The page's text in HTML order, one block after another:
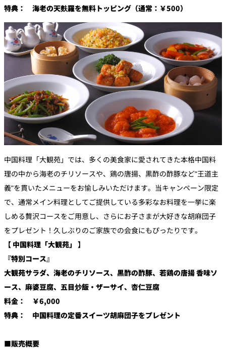
特典： 海老の天麩羅を無料トッピング（通常：￥500）
中国料理「大観苑」では、多くの美食家に愛されてきた本格中国料
理の中から海老のチリソースや、鶏の唐揚、黒酢の酢豚など"王道主
義"を貫いたメニューをお愉しみいただけます。当キャンペーン限定
で、通常メイン料理としてご提供している多彩なお料理を一挙に楽
しめる贅沢コースをご用意し、さらにお子さまが大好きな胡麻団子
をプレゼント！久しぶりのご家族での会食にもぴったりです。
【 中国料理「大観苑」 】
『特別コース』
大観苑サラダ、海老のチリソース、黒酢の酢豚、若鶏の唐揚 香味ソ
ース、麻婆豆腐、五目炒飯・ザーサイ、杏仁豆腐
料金： ￥6,000
特典： 中国料理の定番スイーツ胡麻団子をプレゼント
■販売概要